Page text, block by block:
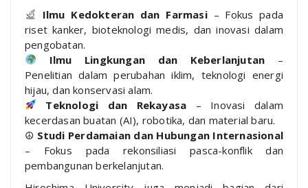
Ilmu Kedokteran dan Farmasi– Fokus pada
riset kanker, bioteknologi medis, dan inovasi dalam
pengobatan.
Ilmu Lingkungan dan Keberlanjutan –
Penelitian dalam perubahan iklim, teknologi energi
hijau, dan konservasi alam.
Teknologi dan Rekayasa – Inovasi dalam
kecerdasan buatan (AI), robotika, dan material baru.
☮ Studi Perdamaian dan Hubungan Internasional
– Fokus pada rekonsiliasi pasca-konflik dan
pembangunan berkelanjutan.